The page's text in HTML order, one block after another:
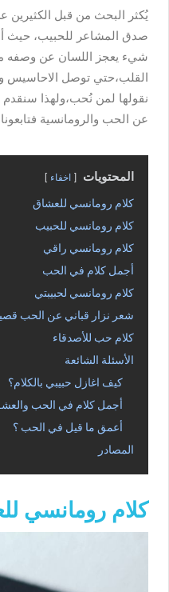
يُكثر البحث من قبل الكثيرين
صدق المشاعر للحبيب، حيث
شيء يعجز اللسان عن وصفه
القلب،حتي توصل الاحاسيس
نقولها لمن نُحب،ولهذا سنقدم
عن الحب والرومانسية
المحتويات اخفاء
كلام رومانسي للعشاق
كلام رومانسي للحبيب
كلام رومانسي راقي
أجمل كلام في الحب
كلام رومانسي لحبيبتي
شعر نزار قباني عن الحب
كلام حب للأصدقاء
الأسئلة الشائعة
كيف اغازل حبيبي بالكلام؟
أجمل كلام في الحب
أعمق ما قيل في الحب ؟
المصادر
كلام رومانسي